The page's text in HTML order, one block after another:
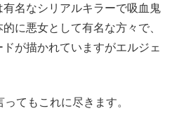
名なシリアルキラーで吸血鬼
に悪女として有名な方々で、
が描かれていますがエルジェ
てもこれに尽きます。